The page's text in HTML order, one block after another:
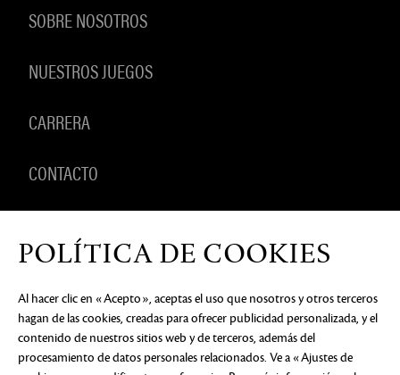
SOBRE NOSOTROS
NUESTROS JUEGOS
CARRERA
CONTACTO
AVISO DE PRIVACIDAD DOCUMENTOS LEGALES
NO
VENDER NI COMPARTIR MI INFORMACIÓN
PERSONAL
PREFERENCIAS DE COOKIES
POLÍTICA DE COOKIES
Al hacer clic en «Acepto», aceptas el uso que nosotros y otros terceros
hagan de las cookies, creadas para ofrecer publicidad personalizada, y el
contenido de nuestros sitios web y de terceros, además del
procesamiento de datos personales relacionados. Ve a «Ajustes de